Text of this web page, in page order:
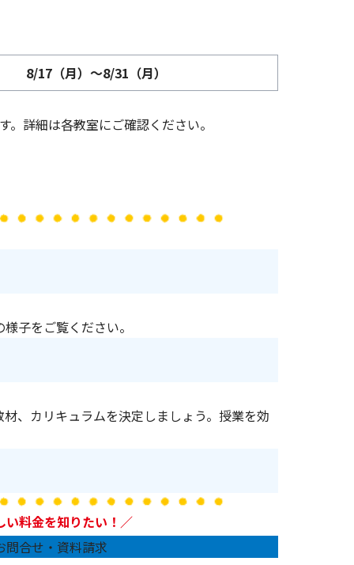
8/17（月）～8/31（月）
詳細は各教室にご確認ください。
子をご覧ください。
、カリキュラムを決定しましょう。授業を効
い料金を知りたい！／
問合せ・資料請求